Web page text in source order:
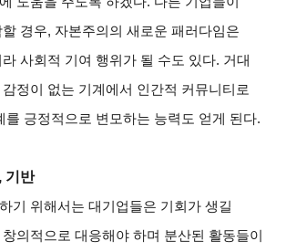
경우, 자본주의의 새로운 패러다임은
사회적 기여 행위가 될 수도 있다. 거대
정이 없는 기계에서 인간적 커뮤니티로
를 긍정적으로 변모하는 능력도 얻게 된다.
기반
기 위해서는 대기업들은 기회가 생길
의적으로 대응해야 하며 분산된 활동들이